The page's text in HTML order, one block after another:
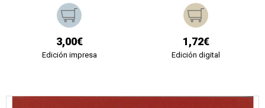
3,00€
Edición impresa
1,72€
Edición digital